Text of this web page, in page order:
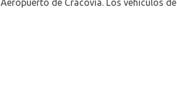
de Cracovia. Los vehículos de